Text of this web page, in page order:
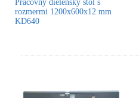
Pracovný dielenský stôl s
rozmermi 1200x600x12 mm
KD640